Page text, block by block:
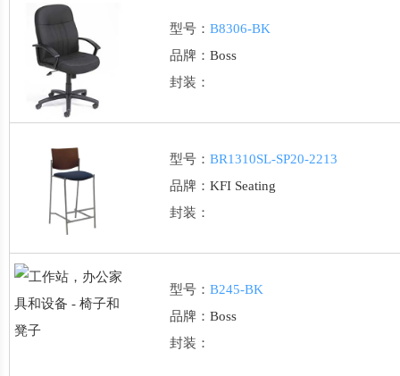
型号： B8306-BK
品牌： Boss
封装：
型号： BR1310SL-SP20-2213
品牌： KFI Seating
封装：
型号： B245-BK
品牌： Boss
封装：